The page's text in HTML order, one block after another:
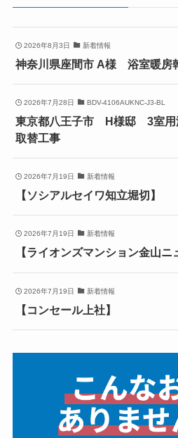
2026年8月3日 新着情報
神奈川県座間市 A様 浴室暖房
2026年7月28日 BDV-4106AUKNC-J3-BL
東京都八王子市 H様邸 3室用
取替工事
2026年7月19日 新着情報
【ソシアルセイワ知立堀切】
2026年7月19日 新着情報
【ライオンズマンション金山ニ
2026年7月19日 新着情報
【コンセール上社】